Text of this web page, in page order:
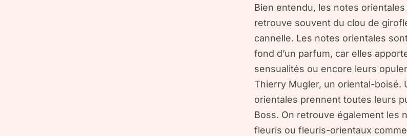
Bien entendu, les notes
retrouve souvent du clou de
cannelle. Les notes orientales
fond d’un parfum, car elles
sensualités ou encore leurs
Thierry Mugler, un oriental-boisé.
orientales prennent toutes leurs
Boss. On retrouve également les
fleuris ou fleuris-orientaux